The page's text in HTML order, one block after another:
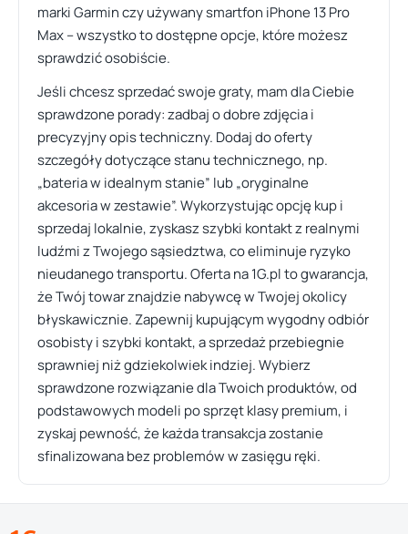
marki Garmin czy używany smartfon iPhone 13 Pro
Max – wszystko to dostępne opcje, które możesz
sprawdzić osobiście.
Jeśli chcesz sprzedać swoje graty, mam dla Ciebie
sprawdzone porady: zadbaj o dobre zdjęcia i
precyzyjny opis techniczny. Dodaj do oferty
szczegóły dotyczące stanu technicznego, np.
„bateria w idealnym stanie” lub „oryginalne
akcesoria w zestawie”. Wykorzystując opcję kup i
sprzedaj lokalnie, zyskasz szybki kontakt z realnymi
ludźmi z Twojego sąsiedztwa, co eliminuje ryzyko
nieudanego transportu. Oferta na 1G.pl to gwarancja,
że Twój towar znajdzie nabywcę w Twojej okolicy
błyskawicznie. Zapewnij kupującym wygodny odbiór
osobisty i szybki kontakt, a sprzedaż przebiegnie
sprawniej niż gdziekolwiek indziej. Wybierz
sprawdzone rozwiązanie dla Twoich produktów, od
podstawowych modeli po sprzęt klasy premium, i
zyskaj pewność, że każda transakcja zostanie
sfinalizowana bez problemów w zasięgu ręki.